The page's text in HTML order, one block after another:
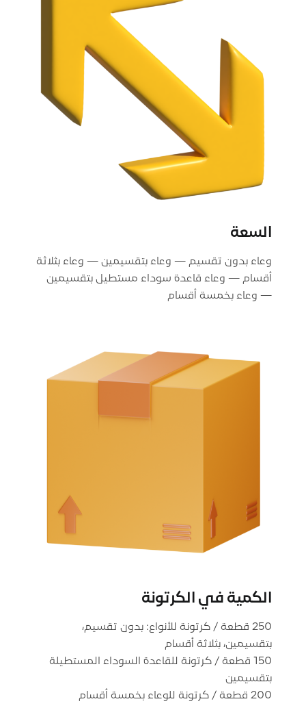
السعة
وعاء بدون تقسيم — وعاء بتقسيمين — وعاء بثلاثة
أقسام — وعاء قاعدة سوداء مستطيل بتقسيمين
— وعاء بخمسة أقسام
الكمية في الكرتونة
250 قطعة / كرتونة للأنواع: بدون تقسيم،
150 قطعة / كرتونة للقاعدة السوداء المستطيلة
200 قطعة / كرتونة للوعاء بخمسة أقسام